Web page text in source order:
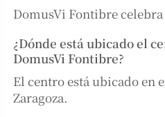
DomusVi Fontibre celebra
¿Dónde está ubicado el
DomusVi Fontibre?
El centro está ubicado en
Zaragoza.